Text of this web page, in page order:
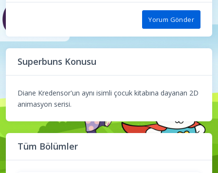
Yorum Gönder
Superbuns Konusu
Diane Kredensor'un aynı isimli çocuk kitabına dayanan 2D
animasyon serisi.
Tüm Bölümler